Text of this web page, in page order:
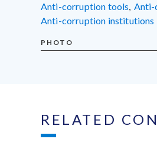
anti-corruption tools,
anti-corruption institutions
PHOTO
RELATED